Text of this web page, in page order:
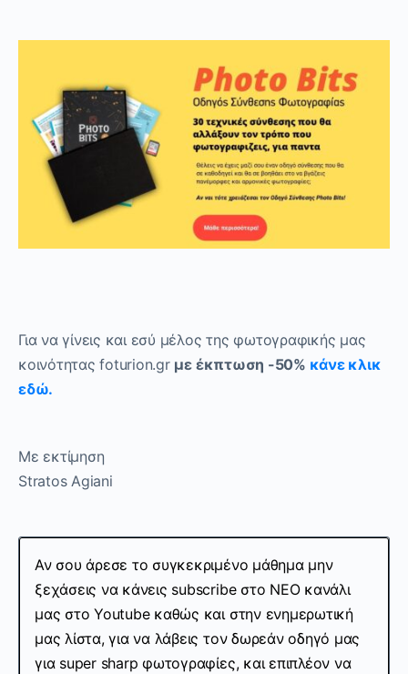
Για να γίνεις και εσύ μέλος της φωτογραφικής μας
κοινότητας foturion.gr με έκπτωση -50% κάνε κλικ
εδώ.
Με εκτίμηση
Stratos Agiani
Αν σου άρεσε το συγκεκριμένο μάθημα μην
ξεχάσεις να κάνεις subscribe στo ΝΕΟ κανάλι
μας στο Youtube καθώς και στην ενημερωτική
μας λίστα, για να λάβεις τον δωρεάν οδηγό μας
για super sharp φωτογραφίες, και επιπλέον να